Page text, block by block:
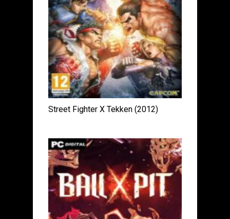
Street Fighter X Tekken (2012)